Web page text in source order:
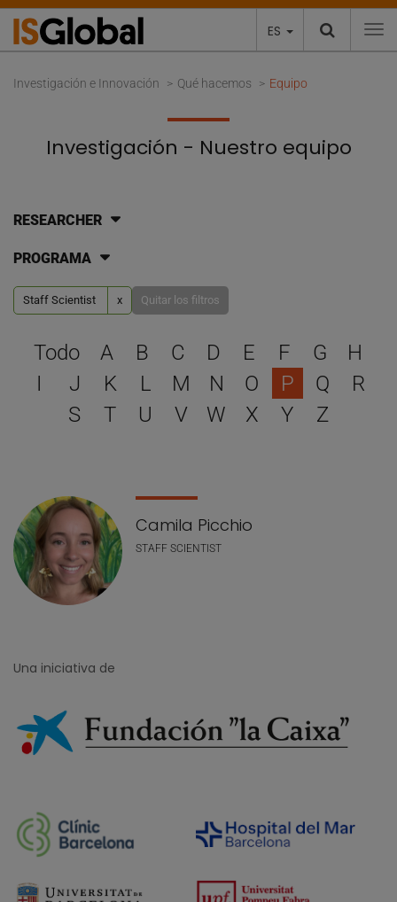
ES
Investigación e Innovación Qué hacemos Equipo
Investigación - Nuestro equipo
RESEARCHER
PROGRAMA
Staff Scientist x Quitar los filtros
Selecciona una letra
Todo A B C D E F G
H
I
J K L M N O P Q
R
S
T U V W X Y Z
Lista de personal
Camila Picchio
STAFF SCIENTIST
Una iniciativa de